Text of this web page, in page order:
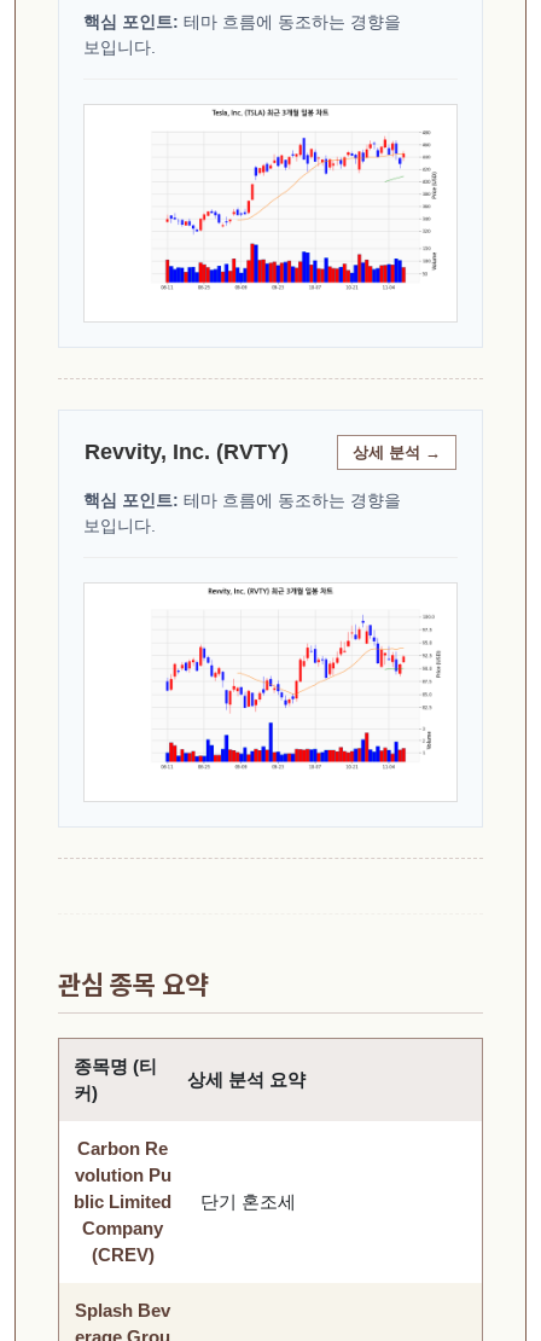
핵심 포인트: 테마 흐름에 동조하는 경향을
보입니다.
Revvity, Inc. (RVTY) 상세 분석 →
핵심 포인트: 테마 흐름에 동조하는 경향을
보입니다.
관심 종목 요약
종목명 (티
커)
상세 분석 요약
Carbon Re
volution Pu
blic Limited
Company
(CREV)
단기 혼조세
Splash Bev
erage Grou